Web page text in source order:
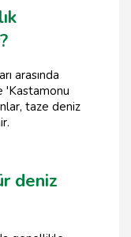
arasında
'Kastamonu
taze deniz
deniz